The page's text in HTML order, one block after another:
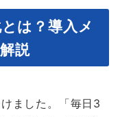
は？導入メ
説
ました。「毎日3